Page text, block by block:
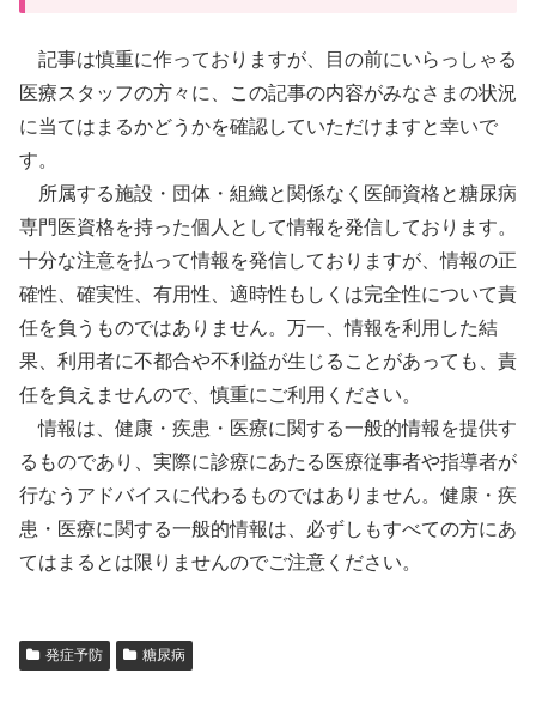
記事は慎重に作っておりますが、目の前にいらっしゃる
医療スタッフの方々に、この記事の内容がみなさまの状況
に当てはまるかどうかを確認していただけますと幸いで
す。
所属する施設・団体・組織と関係なく医師資格と糖尿病
専門医資格を持った個人として情報を発信しております。
十分な注意を払って情報を発信しておりますが、情報の正
確性、確実性、有用性、適時性もしくは完全性について責
任を負うものではありません。万一、情報を利用した結
果、利用者に不都合や不利益が生じることがあっても、責
任を負えませんので、慎重にご利用ください。
情報は、健康・疾患・医療に関する一般的情報を提供す
るものであり、実際に診療にあたる医療従事者や指導者が
行なうアドバイスに代わるものではありません。健康・疾
患・医療に関する一般的情報は、必ずしもすべての方にあ
てはまるとは限りませんのでご注意ください。
発症予防 糖尿病